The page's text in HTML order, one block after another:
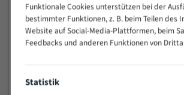
> 500
0,75/1,25
Vorteile:
Vielseitiges Bandsägeblatt für
Widerstandsfähig gegen
Funktionale Cookies unterstützen bei der
bestimmter Funktionen, z. B. beim Teilen des
Website auf Social-Media-Plattformen, beim
Feedbacks und anderen Funktionen von
Statistik